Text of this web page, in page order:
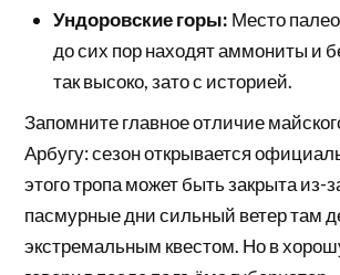
Ундоровские горы: Место
до сих пор находят аммониты и
так высоко, зато с историей.
Запомните главное отличие
Арбугу: сезон открывается
этого тропа может быть закрыта из-
пасмурные дни сильный ветер там
экстремальным квестом. Но в